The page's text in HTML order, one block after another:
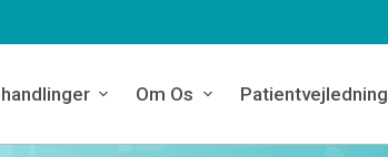
Om Os Patientvejledning